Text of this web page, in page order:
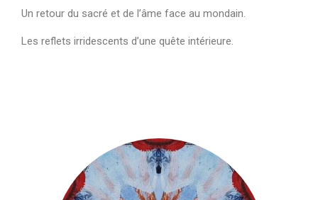
Un retour du sacré et de l’âme face au mondain.
Les reflets irridescents d’une quête intérieure.